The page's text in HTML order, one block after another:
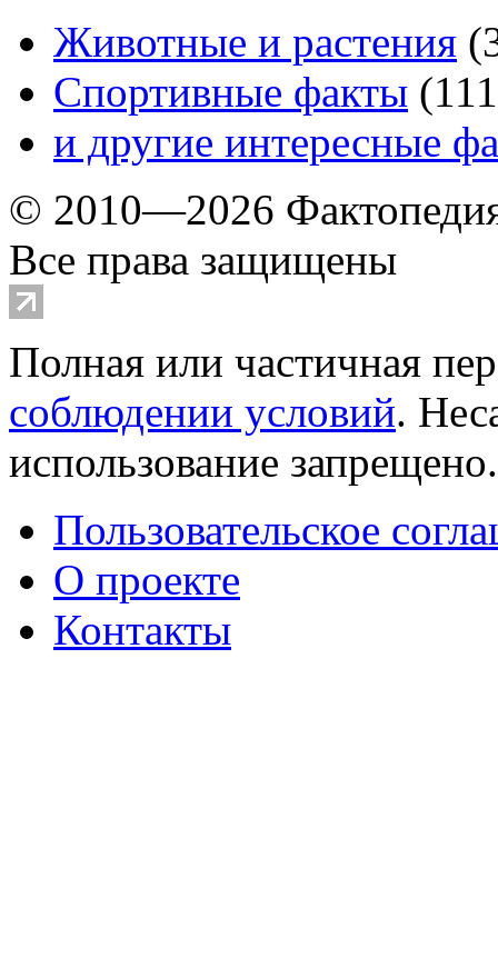
Животные и растения (
Спортивные факты (111
и другие интересные
© 2010—2026
Все права защищены
Полная или частичная
соблюдении условий.
использование
Пользовательское
О проекте
Контакты